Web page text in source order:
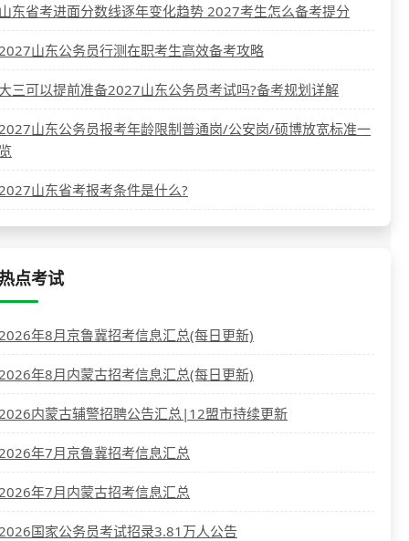
东省考进面分数线逐年变化趋势 2027考生怎么备考提分
山东公务员行测在职考生高效备考攻略
三可以提前准备2027山东公务员考试吗?备考规划详解
山东公务员报考年龄限制普通岗/公安岗/硕博放宽标准一
山东省考报考条件是什么?
点考试
年8月京鲁冀招考信息汇总(每日更新)
年8月内蒙古招考信息汇总(每日更新)
内蒙古辅警招聘公告汇总|12盟市持续更新
年7月京鲁冀招考信息汇总
年7月内蒙古招考信息汇总
国家公务员考试招录3.81万人公告